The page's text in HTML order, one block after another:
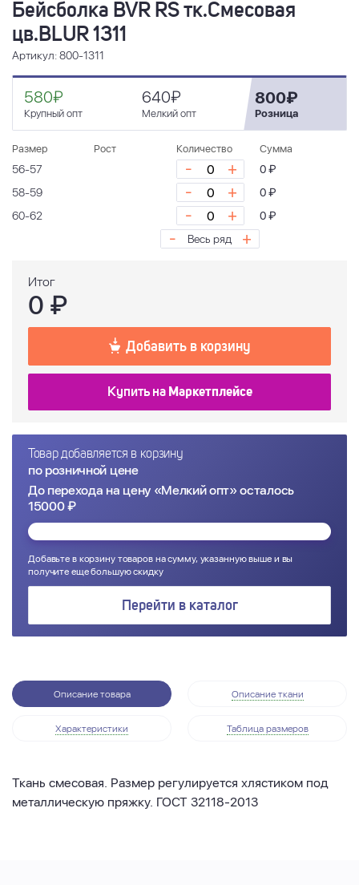
Бейсболка BVR RS тк.Смесовая
цв.BLUR 1311
Артикул: 800-1311
580₽
Крупный опт
640₽
Мелкий опт
800₽
Розница
Размер Рост Количество Сумма
56-57 - +
0 ₽
58-59
- +
0 ₽
60-62
- + 0 ₽
- Весь ряд +
Итог
0 ₽
Добавить в корзину
Купить на Маркетплейсе
Товар добавляется в корзину
по розничной цене
До перехода на цену «Мелкий опт» осталось
15000 ₽
Добавьте в корзину товаров на сумму, указанную выше и вы
получите еще большую скидку
Перейти в каталог
Описание товара Описание ткани
Характеристики Таблица размеров
Ткань смесовая. Размер регулируется хлястиком под
металлическую пряжку. ГОСТ 32118-2013